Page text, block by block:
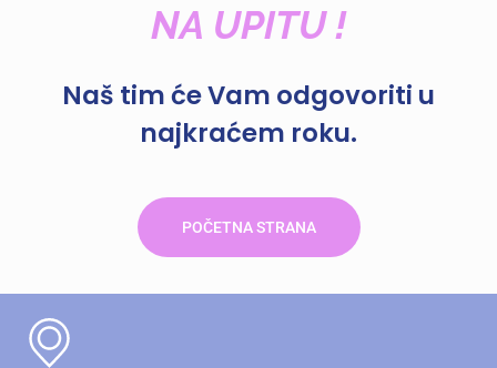
NA UPITU !
Naš tim će Vam odgovoriti u
najkraćem roku.
POČETNA STRANA